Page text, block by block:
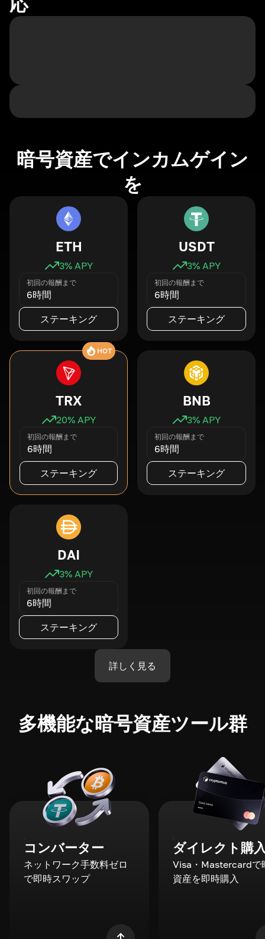
暗号資産でインカムゲイン
を
ETH
3% APY
初回の報酬まで
6時間
ステーキング
USDT
3% APY
初回の報酬まで
6時間
ステーキング
HOT
TRX
20% APY
初回の報酬まで
6時間
ステーキング
BNB
3% APY
初回の報酬まで
6時間
ステーキング
DAI
3% APY
初回の報酬まで
6時間
ステーキング
詳しく見る
多機能な暗号資産ツール群
コンバーター
ネットワーク手数料ゼロ
で即時スワップ
ダイレクト購
Visa・Mastercardで
資産を即時購入